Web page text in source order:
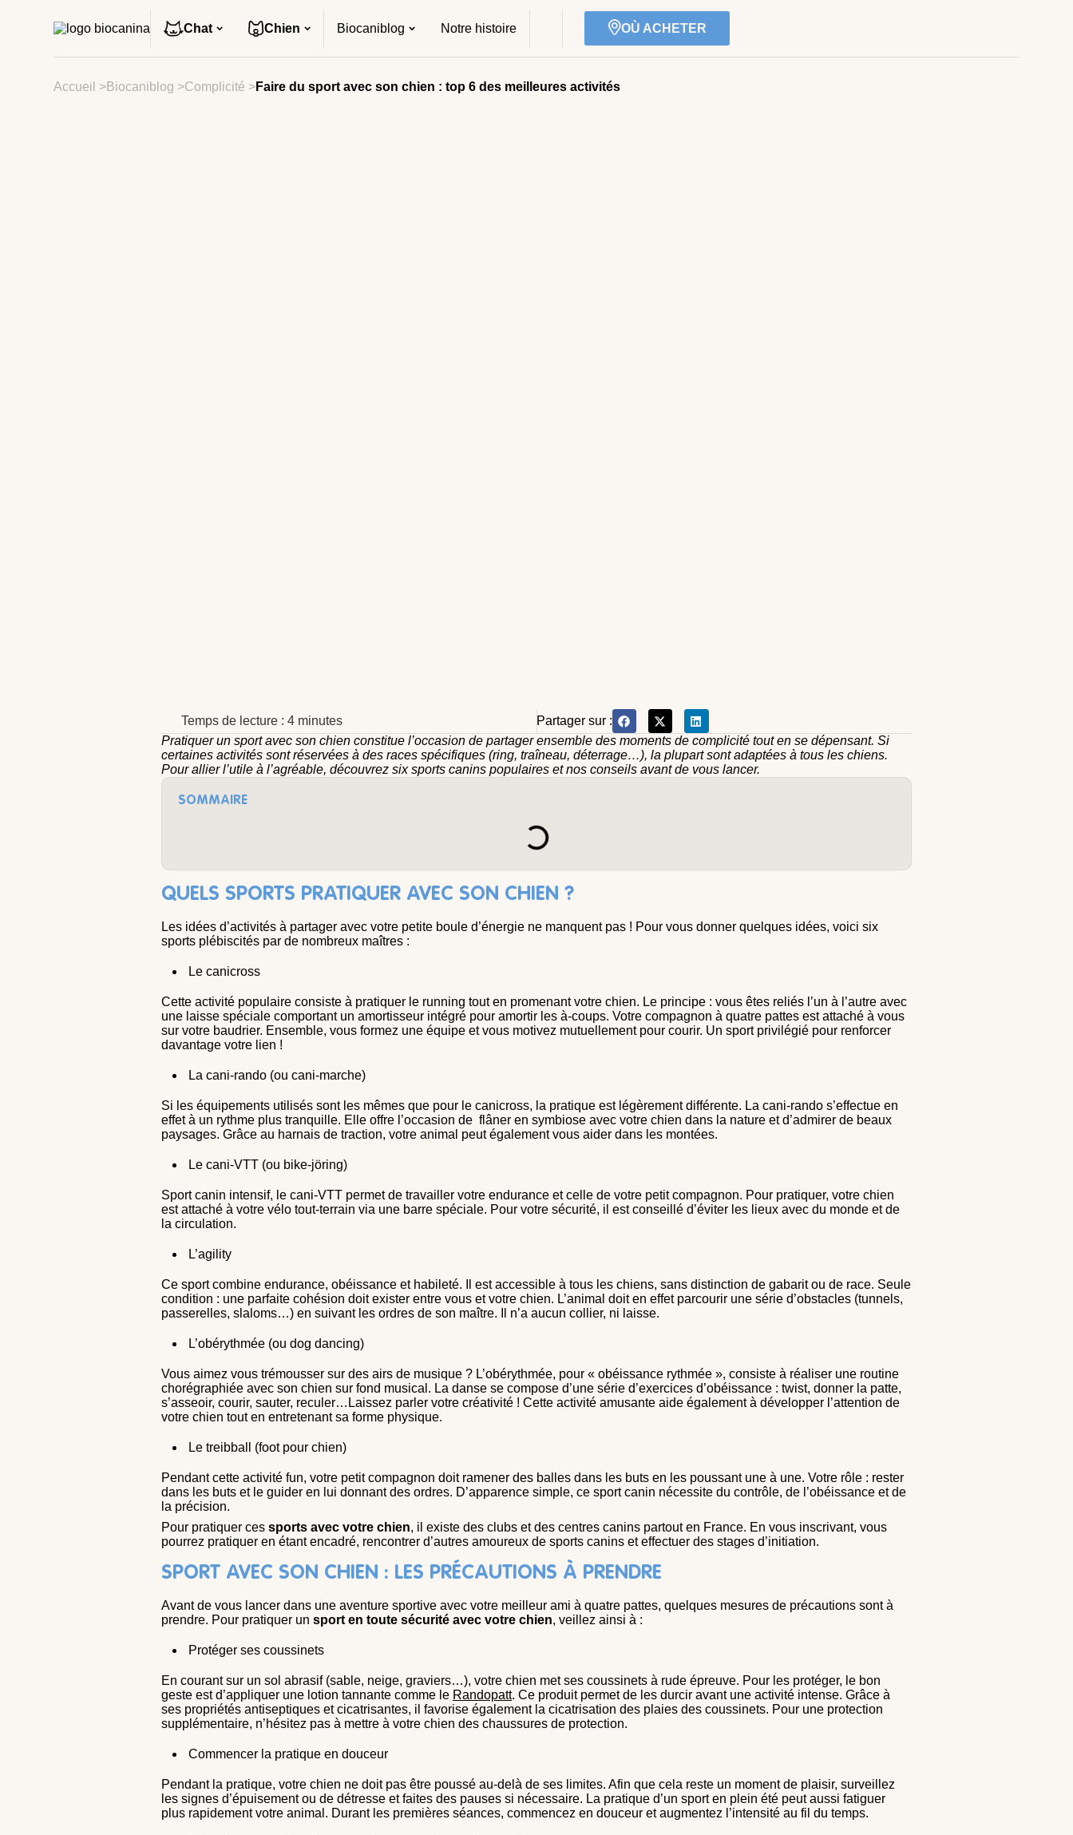
Chat Chien Biocaniblog Notre histoire OÙ ACHETER
Accueil >Biocaniblog >Complicité >Faire du sport avec son chien : top 6 des meilleures activités
Temps de lecture : 4 minutes
Partager sur :
Pratiquer un sport avec son chien constitue l’occasion de partager ensemble des moments de complicité tout en se dépensant. Si
certaines activités sont réservées à des races spécifiques (ring, traîneau, déterrage…), la plupart sont adaptées à tous les chiens.
Pour allier l’utile à l’agréable, découvrez six sports canins populaires et nos conseils avant de vous lancer.
SOMMAIRE
QUELS SPORTS PRATIQUER AVEC SON CHIEN ?
Les idées d’activités à partager avec votre petite boule d’énergie ne manquent pas ! Pour vous donner quelques idées, voici six
sports plébiscités par de nombreux maîtres :
Le canicross
Cette activité populaire consiste à pratiquer le running tout en promenant votre chien. Le principe : vous êtes reliés l’un à l’autre avec
une laisse spéciale comportant un amortisseur intégré pour amortir les à-coups. Votre compagnon à quatre pattes est attaché à vous
sur votre baudrier. Ensemble, vous formez une équipe et vous motivez mutuellement pour courir. Un sport privilégié pour renforcer
davantage votre lien !
La cani-rando (ou cani-marche)
Si les équipements utilisés sont les mêmes que pour le canicross, la pratique est légèrement différente. La cani-rando s’effectue en
effet à un rythme plus tranquille. Elle offre l’occasion de flâner en symbiose avec votre chien dans la nature et d’admirer de beaux
paysages. Grâce au harnais de traction, votre animal peut également vous aider dans les montées.
Le cani-VTT (ou bike-jöring)
Sport canin intensif, le cani-VTT permet de travailler votre endurance et celle de votre petit compagnon. Pour pratiquer, votre chien
est attaché à votre vélo tout-terrain via une barre spéciale. Pour votre sécurité, il est conseillé d’éviter les lieux avec du monde et de
la circulation.
L’agility
Ce sport combine endurance, obéissance et habileté. Il est accessible à tous les chiens, sans distinction de gabarit ou de race. Seule
condition : une parfaite cohésion doit exister entre vous et votre chien. L’animal doit en effet parcourir une série d’obstacles (tunnels,
passerelles, slaloms…) en suivant les ordres de son maître. Il n’a aucun collier, ni laisse.
L’obérythmée (ou dog dancing)
Vous aimez vous trémousser sur des airs de musique ? L’obérythmée, pour « obéissance rythmée », consiste à réaliser une routine
chorégraphiée avec son chien sur fond musical. La danse se compose d’une série d’exercices d’obéissance : twist, donner la patte,
s’asseoir, courir, sauter, reculer…Laissez parler votre créativité ! Cette activité amusante aide également à développer l’attention de
votre chien tout en entretenant sa forme physique.
Le treibball (foot pour chien)
Pendant cette activité fun, votre petit compagnon doit ramener des balles dans les buts en les poussant une à une. Votre rôle : rester
dans les buts et le guider en lui donnant des ordres. D’apparence simple, ce sport canin nécessite du contrôle, de l’obéissance et de
la précision.
Pour pratiquer ces sports avec votre chien, il existe des clubs et des centres canins partout en France. En vous inscrivant, vous
pourrez pratiquer en étant encadré, rencontrer d’autres amoureux de sports canins et effectuer des stages d’initiation.
SPORT AVEC SON CHIEN : LES PRÉCAUTIONS À PRENDRE
Avant de vous lancer dans une aventure sportive avec votre meilleur ami à quatre pattes, quelques mesures de précautions sont à
prendre. Pour pratiquer un sport en toute sécurité avec votre chien, veillez ainsi à :
Protéger ses coussinets
En courant sur un sol abrasif (sable, neige, graviers…), votre chien met ses coussinets à rude épreuve. Pour les protéger, le bon
geste est d’appliquer une lotion tannante comme le Randopatt. Ce produit permet de les durcir avant une activité intense. Grâce à
ses propriétés antiseptiques et cicatrisantes, il favorise également la cicatrisation des plaies des coussinets. Pour une protection
supplémentaire, n’hésitez pas à mettre à votre chien des chaussures de protection.
Commencer la pratique en douceur
Pendant la pratique, votre chien ne doit pas être poussé au-delà de ses limites. Afin que cela reste un moment de plaisir, surveillez
les signes d’épuisement ou de détresse et faites des pauses si nécessaire. La pratique d’un sport en plein été peut aussi fatiguer
plus rapidement votre animal. Durant les premières séances, commencez en douceur et augmentez l’intensité au fil du temps.